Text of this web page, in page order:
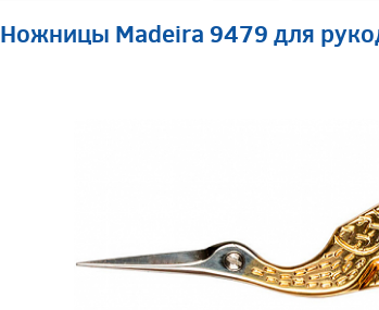
Ножницы Madeira 9479 для